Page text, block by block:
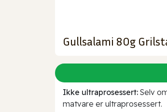
Gullsalami 80g
Ikke ultraprosessert: Selv
matvare er ultraprosessert.